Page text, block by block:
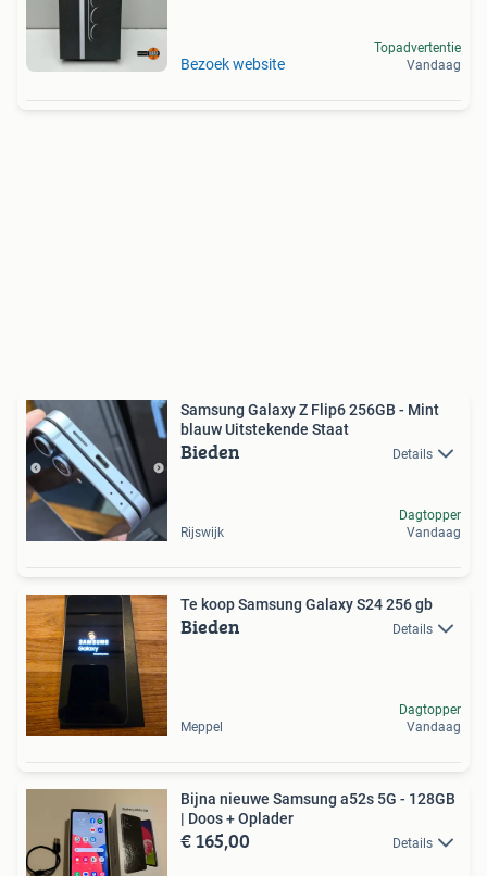
Bezoek website
Topadvertentie
Vandaag
Samsung Galaxy Z Flip6 256GB - Mint
blauw Uitstekende Staat
Bieden Details
Rijswijk
Dagtopper
Vandaag
Te koop Samsung Galaxy S24 256 gb
Bieden Details
Meppel
Dagtopper
Vandaag
Bijna nieuwe Samsung a52s 5G - 128GB
| Doos + Oplader
€ 165,00 Details